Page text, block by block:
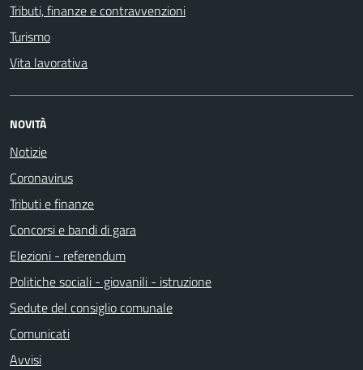
Tributi, finanze e contravvenzioni
Turismo
Vita lavorativa
NOVITÀ
Notizie
Coronavirus
Tributi e finanze
Concorsi e bandi di gara
Elezioni - referendum
Politiche sociali - giovanili - istruzione
Sedute del consiglio comunale
Comunicati
Avvisi